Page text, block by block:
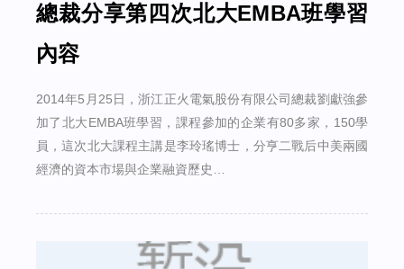
總裁分享第四次北大EMBA班學習
內容
2014年5月25日，浙江正火電氣股份有限公司總裁劉獻強參
加了北大EMBA班學習，課程參加的企業有80多家，150學
員，這次北大課程主講是李玲瑤博士，分亨二戰后中美兩國
經濟的資本市場與企業融資歷史…